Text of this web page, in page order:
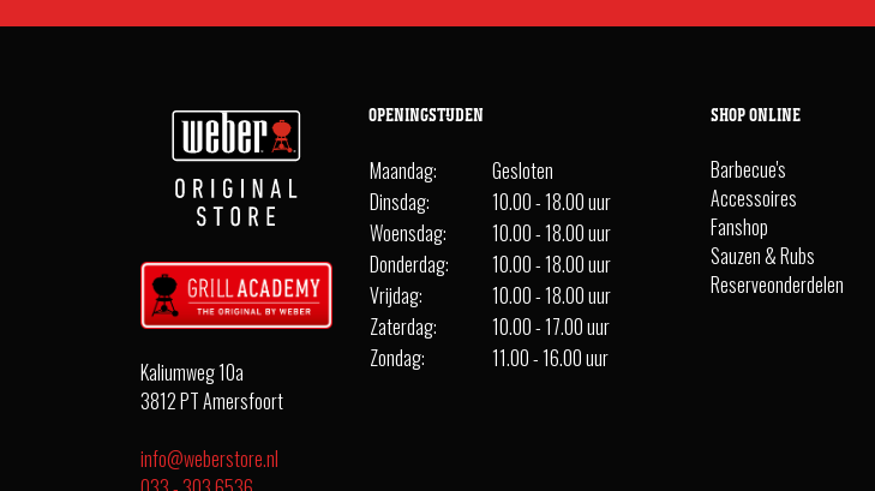
Kaliumweg 10a
3812 PT Amersfoort
info@weberstore.nl
OPENINGSTIJDEN
Maandag:
Gesloten
Dinsdag:
10.00 - 18.00 uur
Woensdag:
10.00 - 18.00 uur
Donderdag:
10.00 - 18.00 uur
Vrijdag:
10.00 - 18.00 uur
Zaterdag:
10.00 - 17.00 uur
Zondag:
11.00 - 16.00 uur
SHOP ONLINE
Barbecue's
Accessoires
Fanshop
Sauzen & Rubs
Reserveonderdelen